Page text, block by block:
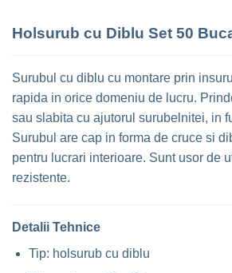
Holsurub cu Diblu Set 50
Surubul cu diblu cu montare prin
rapida in orice domeniu de lucru.
sau slabita cu ajutorul surubelnitei, in
Surubul are cap in forma de cruce si
pentru lucrari interioare. Sunt usor de
rezistente.
Detalii Tehnice
Tip: holsurub cu diblu